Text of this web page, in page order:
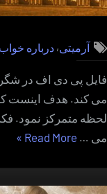
آرمیتی, درباره
فایل پی دی اف در
می کند. هدف اینست که
لحظه متمرکز نمود.
می … Read More “شگرد
»